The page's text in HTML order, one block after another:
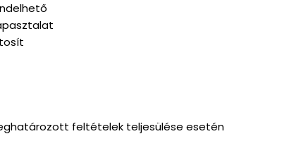
feltételek teljesülése esetén